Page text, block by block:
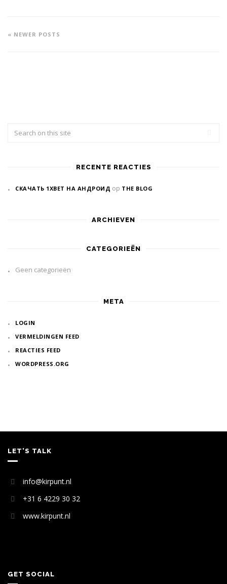
« NEWER POSTS
RECENTE REACTIES
СКАЧАТЬ 1XBET НА АНДРОИД op THE BLOG
ARCHIEVEN
CATEGORIEËN
Geen categorieën
META
LOGIN
VERMELDINGEN FEED
REACTIES FEED
WORDPRESS.ORG
LET’S TALK
info@kirpunt.nl
+31 6 4229 30 32
www.kirpunt.nl
GET SOCIAL